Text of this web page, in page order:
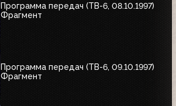
Программа передач (ТВ-6, 08.10.1997)
Фрагмент
Программа передач (ТВ-6, 09.10.1997)
Фрагмент